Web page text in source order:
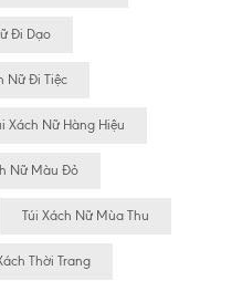
Đi Dạo
Nữ Đi Tiệc
Xách Nữ Hàng Hiệu
Nữ Màu Đỏ
Túi Xách Nữ Mùa Thu
Thời Trang